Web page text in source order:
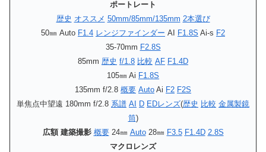
ポートレート
歴史 オススメ 50mm/85mm/135mm 2本選び
50㎜ Auto F1.4 レンジファインダー AI F1.8S Ai-s F2
35-70mm F2.8S
85mm 歴史 f/1.8 比較 AF F1.4D
105㎜ Ai F1.8S
135mm f/2.8 概要 Auto Ai F2 F2S
単焦点中望遠 180mm f/2.8 系譜 AI D EDレンズ(歴史 比較 金属製鏡
筒)
広額 建築撮影 概要24㎜ Auto28㎜ F3.5 F1.4D 2.8S
マクロレンズ